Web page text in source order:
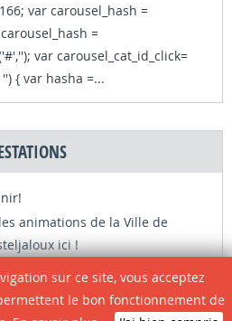
var carousel_hash =
=
var carousel_cat_id_click=
{ var hasha =...
animations de la Ville de
ici !
sur ce site, vous acceptez
le bon fonctionnement de